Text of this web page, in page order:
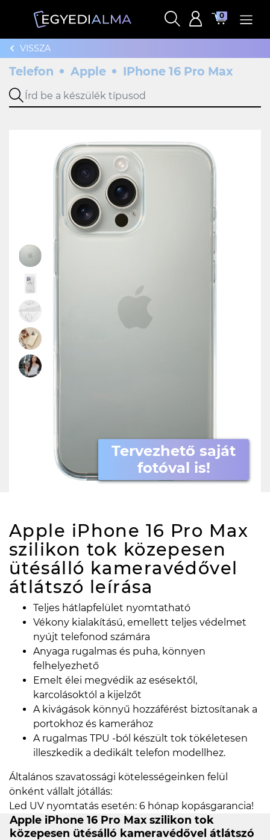
0
VISSZA
Telefon Apple IPhone 16 Pro Max
Tervezhető saját
fotóval is!
Apple iPhone 16 Pro Max
szilikon tok közepesen
ütésálló kameravédővel
átlátszó leírása
Teljes hátlapfelület nyomtatható
Vékony kialakítású, emellett teljes védelmet
nyújt telefonod számára
Anyaga rugalmas és puha, könnyen
felhelyezhető
Emelt élei megvédik az esésektől,
karcolásoktól a kijelzőt
A kivágások könnyű hozzáférést biztosítanak a
portokhoz és kamerához
A rugalmas TPU -ból készült tok tökéletesen
illeszkedik a dedikált telefon modellhez.
Általános szavatossági kötelességeinken felül
önként vállalt jótállás:
Led UV nyomtatás esetén: 6 hónap kopásgarancia!
Apple iPhone 16 Pro Max szilikon tok
közepesen ütésálló kameravédővel átlátszó